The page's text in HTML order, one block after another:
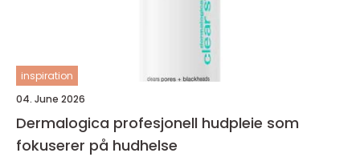
inspiration
04. June 2026
Dermalogica profesjonell hudpleie som
fokuserer på hudhelse